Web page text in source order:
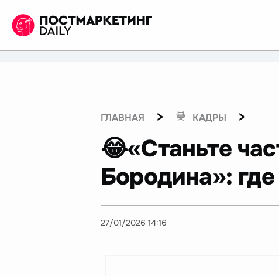
ГЛАВНАЯ > КАДРЫ >
😂«Станьте
Бородина»:
27/01/2026 14:16